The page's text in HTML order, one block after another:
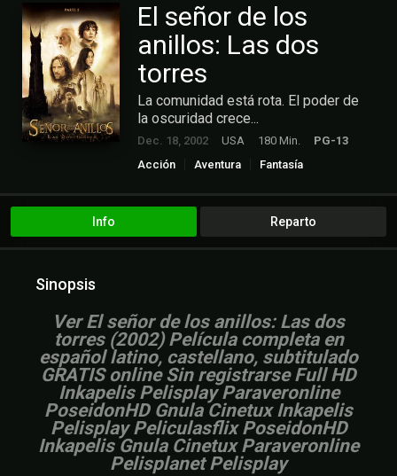
El señor de los
anillos: Las dos
torres
La comunidad está rota. El poder de
la oscuridad crece...
Dec. 18, 2002 USA 180 Min.
PG-13
Acción
Aventura Fantasía
Info Reparto
Sinopsis
Ver El señor de los anillos: Las dos
torres (2002) Película completa en
español latino, castellano, subtitulado
GRATIS online Sin registrarse Full HD
Inkapelis Pelisplay Paraveronline
PoseidonHD Gnula Cinetux Inkapelis
Pelisplay Peliculasflix PoseidonHD
Inkapelis Gnula Cinetux Paraveronline
Pelisplanet Pelisplay